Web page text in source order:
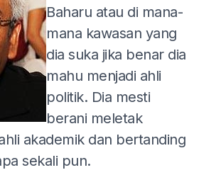
Baharu atau di mana-
mana kawasan yang
dia suka jika benar dia
mahu menjadi ahli
politik. Dia mesti
berani meletak
akademik dan bertanding
sekali pun.